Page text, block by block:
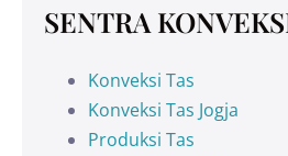
SENTRA
Konveksi Tas
Konveksi Tas Jogja
Produksi Tas